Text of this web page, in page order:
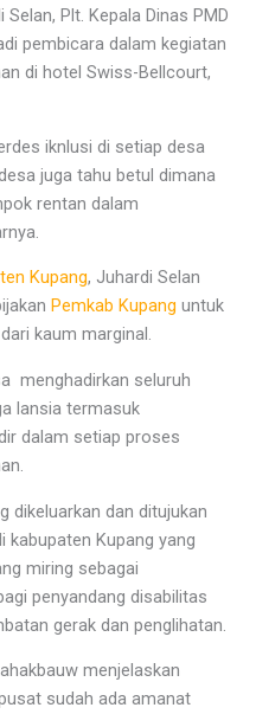
Selan, Plt. Kepala Dinas PMD
pembicara dalam kegiatan
di hotel Swiss-Bellcourt,
iknlusi di setiap desa
juga tahu betul dimana
rentan dalam
Kupang, Juhardi Selan
Pemkab Kupang untuk
kaum marginal.
menghadirkan seluruh
lansia termasuk
dalam setiap proses
dikeluarkan dan ditujukan
kabupaten Kupang yang
miring sebagai
penyandang disabilitas
gerak dan penglihatan.
menjelaskan
sudah ada amanat